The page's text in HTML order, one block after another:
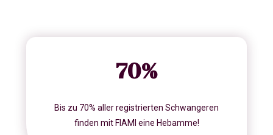
70%
Bis zu 70% aller registrierten Schwangeren
finden mit FIAMI eine Hebamme!